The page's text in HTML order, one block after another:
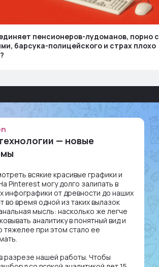
пенсионеров-лудоманов, порно с
барсука-полицейского и страх плохо
— новые
всякие красивые графики и
Pinterest могу долго залипать в
инфографики от древности до наших
во время одной из таких вылазок
мысль: насколько же легче
аналитику в понятный вид и
тяжелее при этом стало ее
разрезе нашей работы. Чтобы